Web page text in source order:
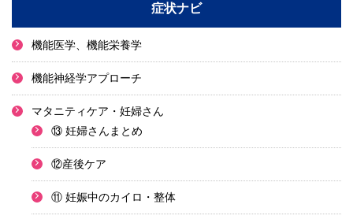
症状ナビ
機能医学、機能栄養学
機能神経学アプローチ
マタニティケア・妊婦さん
⑬ 妊婦さんまとめ
⑫産後ケア
⑪ 妊娠中のカイロ・整体